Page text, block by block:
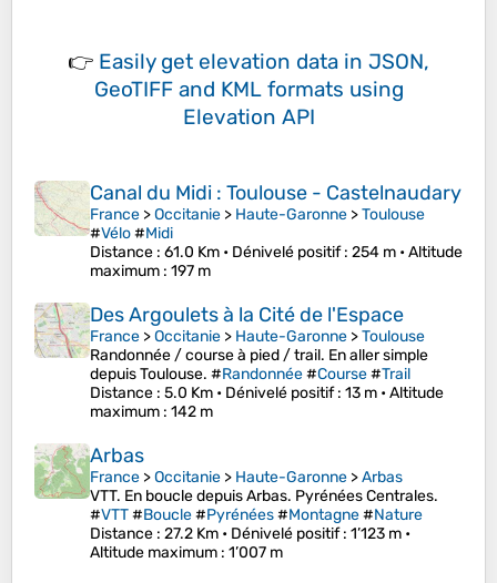
👉 Easily get elevation data in JSON,
GeoTIFF and KML formats using
Elevation API
Canal du Midi : Toulouse - Castelnaudary
France >Occitanie > Haute-Garonne >Toulouse
#Vélo#Midi
Distance : 61.0 Km • Dénivelé positif: 254 m •Altitude
maximum : 197 m
Des Argoulets à la Cité de l'Espace
France >Occitanie > Haute-Garonne >Toulouse
Randonnée / course à pied / trail. En aller simple
depuis Toulouse. #Randonnée#Course#Trail
Distance : 5.0 Km • Dénivelé positif: 13 m •Altitude
maximum : 142 m
Arbas
France >Occitanie > Haute-Garonne >Arbas
VTT. En boucle depuis Arbas. Pyrénées Centrales.
#VTT#Boucle#Pyrénées#Montagne#Nature
Distance : 27.2 Km • Dénivelé positif: 1’123 m •
Altitude maximum : 1’007 m